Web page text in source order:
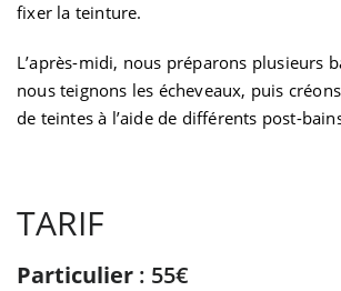
fixer la teinture.
L’après-midi, nous préparons plusieurs
nous teignons les écheveaux, puis
de teintes à l’aide de différents post-
TARIF
Particulier : 55€